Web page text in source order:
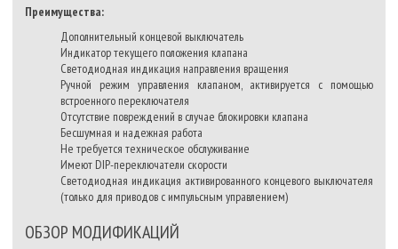
Преимущества:
Дополнительный концевой выключатель
Индикатор текущего положения клапана
Светодиодная индикация направления вращения
Ручной режим управления клапаном, активируется с помощью
встроенного переключателя
Отсутствие повреждений в случае блокировки клапана
Бесшумная и надежная работа
Не требуется техническое обслуживание
Имеют DIP-переключатели скорости
Светодиодная индикация активированного концевого выключателя
(только для приводов с импульсным управлением)
ОБЗОР МОДИФИКАЦИЙ